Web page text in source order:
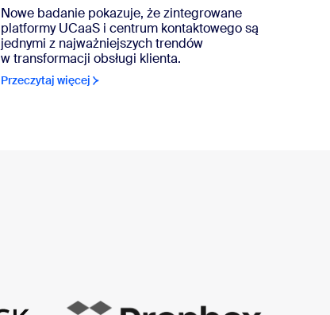
Nowe badanie pokazuje, że zintegrowane
platformy UCaaS i centrum kontaktowego są
jednymi z najważniejszych trendów
w transformacji obsługi klienta.
Przeczytaj więcej